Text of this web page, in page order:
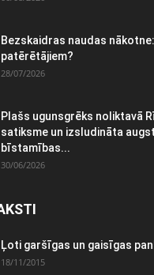
Bezskaidras naudas
patērētājiem?
28/07/2026
Plašs ugunsgrēks noliktavā
satiksme un izsludināta
bīstamības...
30/06/2026
Ļoti garšīgas un gaisīgas
18/11/2015